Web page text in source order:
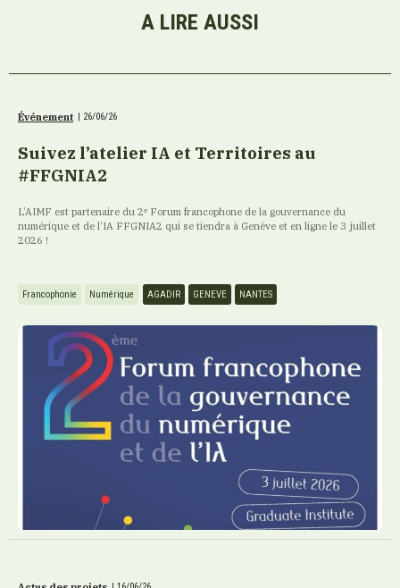
A LIRE AUSSI
Événement 26/06/26
Suivez l’atelier IA et Territoires au
#FFGNIA2
L’AIMF est partenaire du 2ᵉ Forum francophone de la gouvernance du
numérique et de l’IA FFGNIA2 qui se tiendra à Genève et en ligne le 3 juillet
2026 !
Francophonie Numérique AGADIR GENEVE NANTES